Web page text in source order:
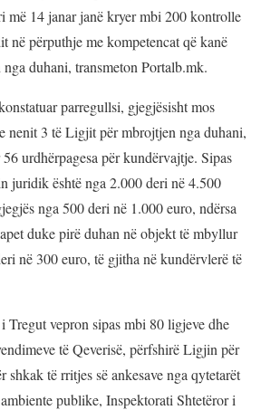
më 14 janar janë kryer mbi 200 kontrolle
në përputhje me kompetencat që kanë
duhani, transmeton Portalb.mk.
parregullsi, gjegjësisht mos
nenit 3 të Ligjit për mbrojtjen nga duhani,
urdhërpagesa për kundërvajtje. Sipas
juridik është nga 2.000 deri në 4.500
nga 500 deri në 1.000 euro, ndërsa
duke pirë duhan në objekt të mbyllur
në 300 euro, të gjitha në kundërvlerë të
Tregut vepron sipas mbi 80 ligjeve dhe
të Qeverisë, përfshirë Ligjin për
shkak të rritjes së ankesave nga qytetarët
publike, Inspektorati Shtetëror i